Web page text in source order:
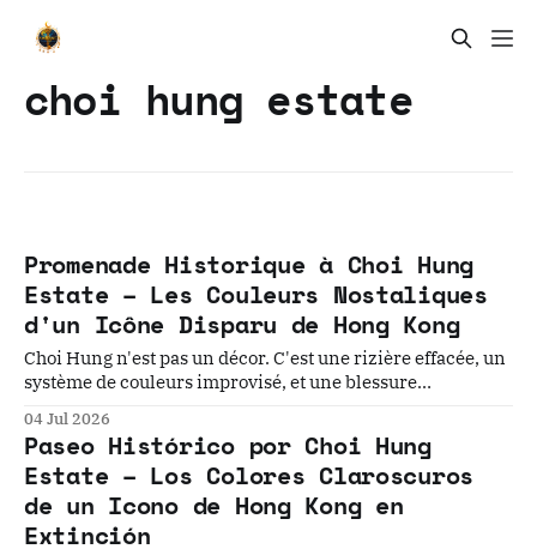
choi hung estate
Promenade Historique à Choi Hung
Estate – Les Couleurs Nostaliques
d'un Icône Disparu de Hong Kong
Choi Hung n'est pas un décor. C'est une rizière effacée, un
système de couleurs improvisé, et une blessure
désormais soumis à un compte à rebours avant
démolition.
04 Jul 2026
Paseo Histórico por Choi Hung
Estate – Los Colores Claroscuros
de un Icono de Hong Kong en
Extinción